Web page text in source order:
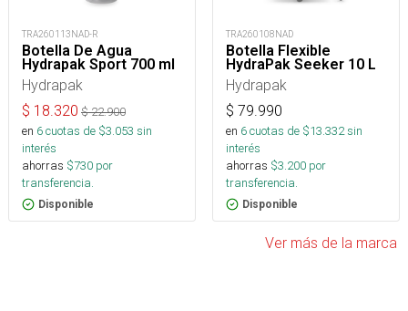
TRA260113NAD-R
Botella De Agua
Hydrapak Sport 700 ml
Hydrapak
$ 18.320 $22.900
en 6cuotas de $3.053 sin
interés
ahorras $730 por
transferencia.
Disponible
TRA260108NAD
Botella Flexible
HydraPak Seeker 10 L
Hydrapak
$ 79.990
en 6cuotas de $13.332sin
interés
ahorras $3.200 por
transferencia.
Disponible
Ver más de la marca